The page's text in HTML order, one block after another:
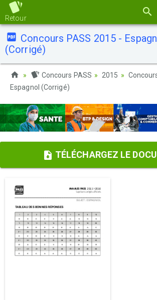
Retour
Concours PASS 2015 -
(Corrigé)
Concours PASS 2015
Espagnol (Corrigé)
TÉLÉCHARGEZ LE